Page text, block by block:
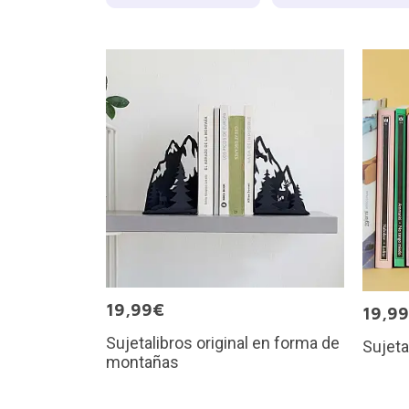
19,99€
Sujetalibros original en forma de
montañas